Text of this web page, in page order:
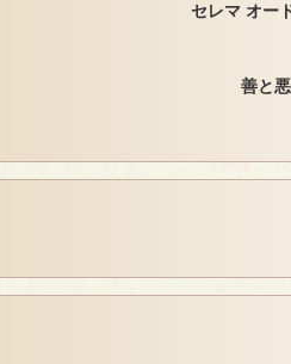
セレマ オー
善と